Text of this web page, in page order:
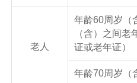
老人
年龄60周岁（
（含）之间老
证或老年证）
年龄70周岁（